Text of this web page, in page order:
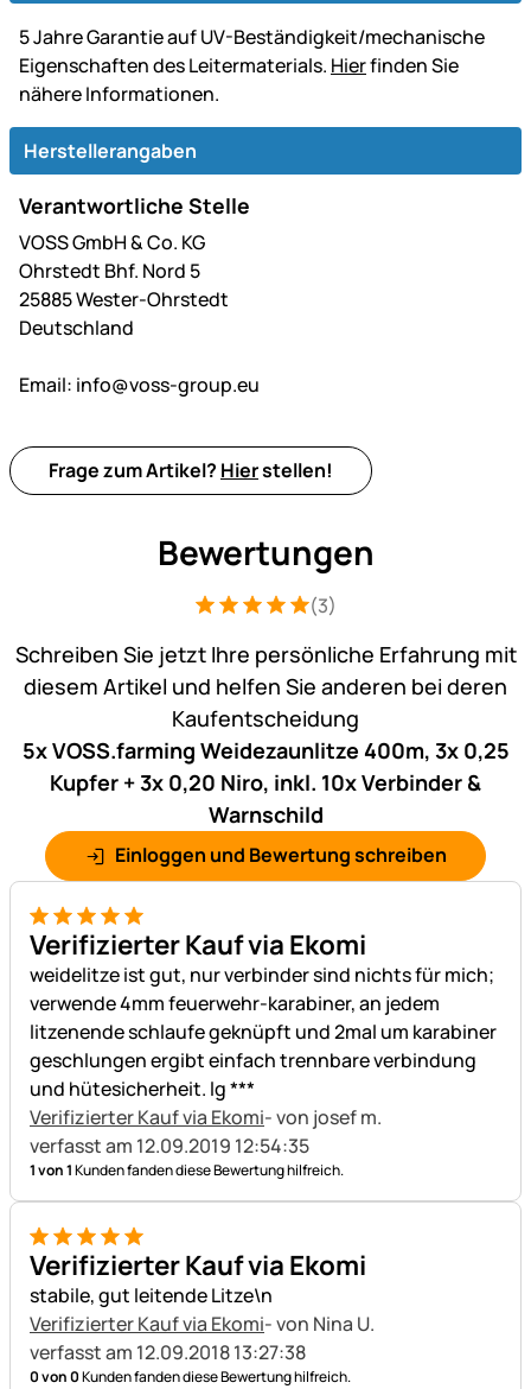
5 Jahre Garantie auf UV-Beständigkeit/mechanische
Eigenschaften des Leitermaterials. Hierfinden Sie
nähere Informationen.
Herstellerangaben
Verantwortliche Stelle
VOSS GmbH & Co. KG
Ohrstedt Bhf. Nord 5
25885 Wester-Ohrstedt
Deutschland
Email: info@voss-group.eu
Frage zum Artikel? Hierstellen!
Bewertungen
Bewertung: 5 von 5 (3 Bewertungen)
3 Bewertungen
(3)
Schreiben Sie jetzt Ihre persönliche Erfahrung mit
diesem Artikel und helfen Sie anderen bei deren
Kaufentscheidung
5x VOSS.farming Weidezaunlitze 400m, 3x 0,25
Kupfer + 3x 0,20 Niro, inkl. 10x Verbinder &
Warnschild
Einloggen und Bewertung schreiben
5 von 5
Verifizierter Kauf via Ekomi
weidelitze ist gut, nur verbinder sind nichts für mich;
verwende 4mm feuerwehr-karabiner, an jedem
litzenende schlaufe geknüpft und 2mal um karabiner
geschlungen ergibt einfach trennbare verbindung
und hütesicherheit. lg ***
Verifizierter Kauf via Ekomi- von josef m.
verfasst am 12.09.2019 12:54:35
1 von 1Kunden fanden diese Bewertung hilfreich.
5 von 5
Verifizierter Kauf via Ekomi
stabile, gut leitende Litze\n
Verifizierter Kauf via Ekomi- von Nina U.
verfasst am 12.09.2018 13:27:38
0 von 0Kunden fanden diese Bewertung hilfreich.